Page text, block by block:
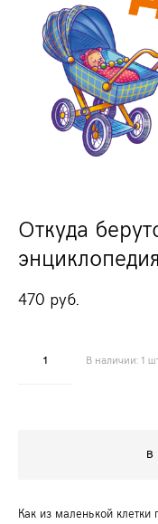
Откуда
470 pуб.
В наличии:1
В
Как из маленькой